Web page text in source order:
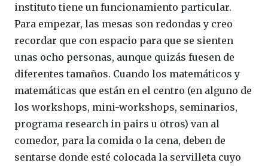
instituto tiene un funcionamiento particular.
Para empezar, las mesas son redondas y creo
recordar que con espacio para que se sienten
unas ocho personas, aunque quizás fuesen de
diferentes tamaños. Cuando los matemáticos y
matemáticas que están en el centro (en alguno de
los workshops, mini-workshops, seminarios,
programa research in pairs u otros) van al
comedor, para la comida o la cena, deben de
sentarse donde esté colocada la servilleta cuyo